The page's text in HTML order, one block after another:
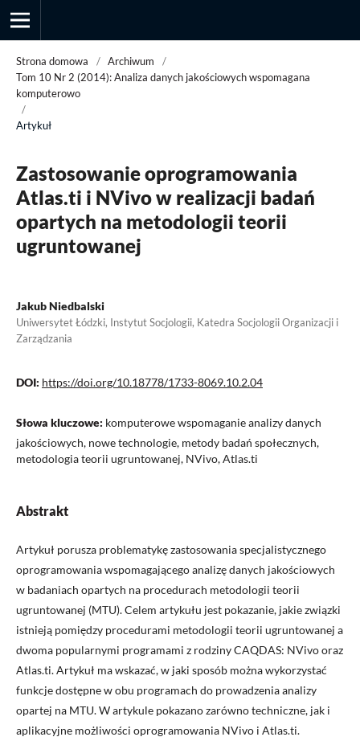
Strona domowa / Archiwum
/
Tom 10 Nr 2 (2014): Analiza danych jakościowych wspomagana
komputerowo
/
Artykuł
Zastosowanie oprogramowania
Atlas.ti i NVivo w realizacji badań
opartych na metodologii teorii
ugruntowanej
Jakub Niedbalski
Uniwersytet Łódzki, Instytut Socjologii, Katedra Socjologii Organizacji i
Zarządzania
DOI: https://doi.org/10.18778/1733-8069.10.2.04
Słowa kluczowe: komputerowe wspomaganie analizy danych
jakościowych, nowe technologie, metody badań społecznych,
metodologia teorii ugruntowanej, NVivo, Atlas.ti
Abstrakt
Artykuł porusza problematykę zastosowania specjalistycznego
oprogramowania wspomagającego analizę danych jakościowych
w badaniach opartych na procedurach metodologii teorii
ugruntowanej (MTU). Celem artykułu jest pokazanie, jakie związki
istnieją pomiędzy procedurami metodologii teorii ugruntowanej a
dwoma popularnymi programami z rodziny CAQDAS: NVivo oraz
Atlas.ti. Artykuł ma wskazać, w jaki sposób można wykorzystać
funkcje dostępne w obu programach do prowadzenia analizy
opartej na MTU. W artykule pokazano zarówno techniczne, jak i
aplikacyjne możliwości oprogramowania NVivo i Atlas.ti.